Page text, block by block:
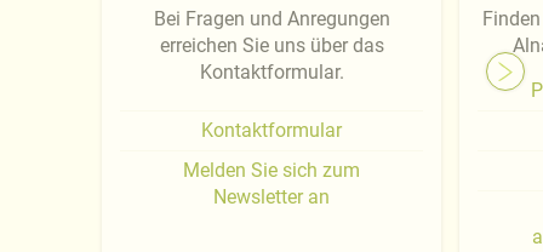
Bei Fragen und Anregungen
erreichen Sie uns über das
Kontaktformular.
Kontaktformular
Melden Sie sich zum
Newsletter an